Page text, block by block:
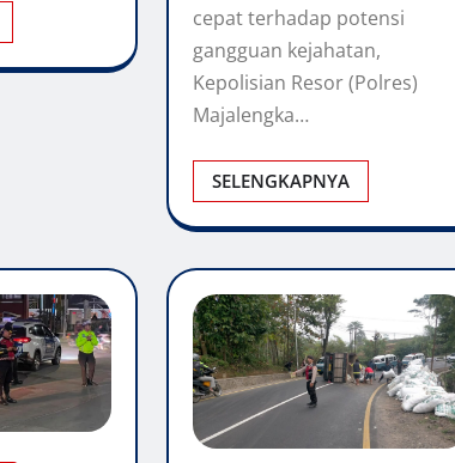
cepat terhadap potensi
gangguan kejahatan,
Kepolisian Resor (Polres)
Majalengka…
SELENGKAPNYA